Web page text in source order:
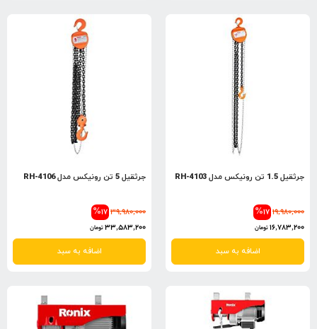
جرثقیل 1.5 تن رونیکس مدل RH-4103
%17 19,980,000
16,783,200تومان
اضافه به سبد
جرثقیل 5 تن رونیکس مدل RH-4106
%17 39,980,000
33,583,200تومان
اضافه به سبد